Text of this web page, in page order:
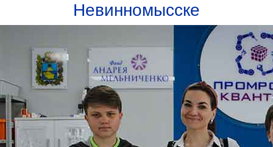
Невинномысске